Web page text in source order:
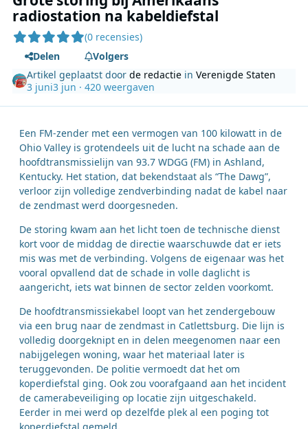
radiostation na kabeldiefstal
(0 recensies)
Delen
Volgers
Artikel geplaatst doorde redactie inVerenigde Staten
3 juni3 jun · 420 weergaven
Een FM-zender met een vermogen van 100 kilowatt in de
Ohio Valley is grotendeels uit de lucht na schade aan de
hoofdtransmissielijn van 93.7 WDGG (FM) in Ashland,
Kentucky. Het station, dat bekendstaat als “The Dawg”,
verloor zijn volledige zendverbinding nadat de kabel naar
de zendmast werd doorgesneden.
De storing kwam aan het licht toen de technische dienst
kort voor de middag de directie waarschuwde dat er iets
mis was met de verbinding. Volgens de eigenaar was het
vooral opvallend dat de schade in volle daglicht is
aangericht, iets wat binnen de sector zelden voorkomt.
De hoofdtransmissiekabel loopt van het zendergebouw
via een brug naar de zendmast in Catlettsburg. Die lijn is
volledig doorgeknipt en in delen meegenomen naar een
nabijgelegen woning, waar het materiaal later is
teruggevonden. De politie vermoedt dat het om
koperdiefstal ging. Ook zou voorafgaand aan het incident
de camerabeveiliging op locatie zijn uitgeschakeld.
Eerder in mei werd op dezelfde plek al een poging tot